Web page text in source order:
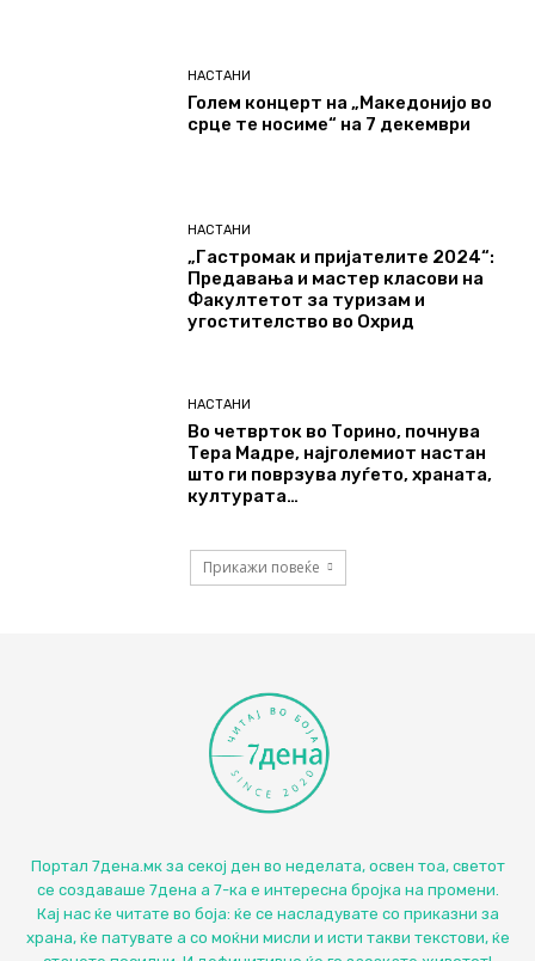
НАСТАНИ
Голем концерт на „Македонијо во
срце те носиме“ на 7 декември
НАСТАНИ
„Гастромак и пријателите 2024“:
Предавања и мастер класови на
Факултетот за туризам и
угостителство во Охрид
НАСТАНИ
Во четврток во Торино, почнува
Тера Мадре, најголемиот настан
што ги поврзува луѓето, храната,
културата…
Прикажи повеќе
Портал 7дена.мк за секој ден во неделата, освен тоа, светот
се создаваше 7дена а 7-ка е интересна бројка на промени.
Кај нас ќе читате во боја: ќе се насладувате со приказни за
храна, ќе патувате а со моќни мисли и исти такви текстови, ќе